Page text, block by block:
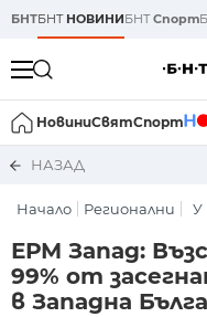
БНТБНТ НОВИНИБНТСпорт
НовиниСвятСпорт
НАЗАД
Начало Регионални У
ЕРМ Запад:
99% от
в Западна